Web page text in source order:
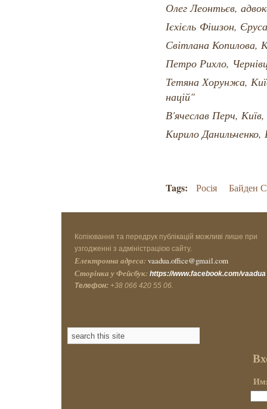
Олег Леонтьєв,
Ієхієль Фішзон,
Світлана Копилова,
Петро Рихло,
Тетяна Хорунжа,
націй"
В'ячеслав Перч,
Кирило Данильченко,
Tags: Росія Байден
Копіювання та передрук публікацій можливі лише при
узгодженні з адміністрацією сайту.
Електронна адреса: vaadua.office@gmail.com
Сторінка у Фейсбук: https://www.facebook.com/vaadua
Телефон: +38 066 420 55 06.